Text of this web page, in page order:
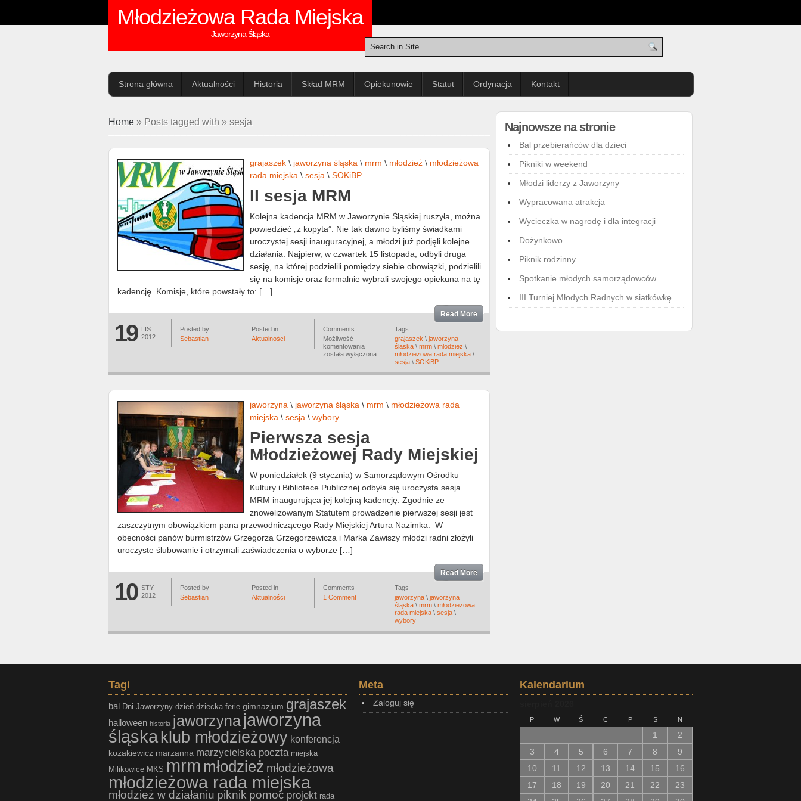
Młodzieżowa Rada Miejska
Jaworzyna Śląska
Strona główna Aktualności Historia Skład MRM Opiekunowie Statut Ordynacja Kontakt
Home » Posts tagged with » sesja
grajaszek \ jaworzyna śląska \ mrm \ młodzież \ młodzieżowa
rada miejska \ sesja \ SOKiBP
II sesja MRM
Kolejna kadencja MRM w Jaworzynie Śląskiej ruszyła, można
powiedzieć „z kopyta”. Nie tak dawno byliśmy świadkami
uroczystej sesji inauguracyjnej, a młodzi już podjęli kolejne
działania. Najpierw, w czwartek 15 listopada, odbyli druga
sesję, na której podzielili pomiędzy siebie obowiązki, podzielili
się na komisje oraz formalnie wybrali swojego opiekuna na tę
kadencję. Komisje, które powstały to: […]
19
LIS
2012
Posted by
Sebastian
Posted in
Aktualności
Comments
Możliwość
komentowaniaII
sesja
została wyłączona
Tags
grajaszek \ jaworzyna
śląska \ mrm \ młodzież \
młodzieżowa rada miejska \
sesja \ SOKiBP
Read More
jaworzyna \ jaworzyna śląska \ mrm \ młodzieżowa rada
miejska \ sesja \ wybory
Pierwsza sesja
Młodzieżowej Rady Miejskiej
W poniedziałek (9 stycznia) w Samorządowym Ośrodku
Kultury i Bibliotece Publicznej odbyła się uroczysta sesja
MRM inaugurująca jej kolejną kadencję. Zgodnie ze
znowelizowanym Statutem prowadzenie pierwszej sesji jest
zaszczytnym obowiązkiem pana przewodniczącego Rady Miejskiej Artura Nazimka. W
obecności panów burmistrzów Grzegorza Grzegorzewicza i Marka Zawiszy młodzi radni złożyli
uroczyste ślubowanie i otrzymali zaświadczenia o wyborze […]
10 STY
2012
Posted by
Sebastian
Posted in
Aktualności
Comments
1 Comment
Tags
jaworzyna \ jaworzyna
śląska \ mrm \ młodzieżowa
rada miejska \ sesja \
wybory
Read More
Najnowsze na stronie
Bal przebierańców dla dzieci
Pikniki w weekend
Młodzi liderzy z Jaworzyny
Wypracowana atrakcja
Wycieczka w nagrodę i dla integracji
Dożynkowo
Piknik rodzinny
Spotkanie młodych samorządowców
III Turniej Młodych Radnych w siatkówkę
Tagi
bal Dni Jaworzyny dzień dziecka ferie gimnazjum grajaszek
halloween historia jaworzyna jaworzyna
śląska klub młodzieżowy konferencja
kozakiewicz marzanna marzycielska poczta miejska
Milikowice MKS mrm młodzież młodzieżowa
młodzieżowa rada miejska
młodzież w działaniu piknik pomoc projekt rada
Meta
Zaloguj się
Kalendarium
P W Ś C P S N
1
2
3
4 5 6 7 8
9
10
11 12 13 14 15
16
17
18 19 20 21 22
23